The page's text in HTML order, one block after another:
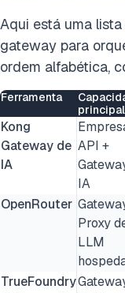
Aqui está uma
gateway para
ordem alfabética,
Ferramenta
principal
Kong
Gateway de
IA
API +
IA
OpenRouter
Proxy
LLM
TrueFoundry